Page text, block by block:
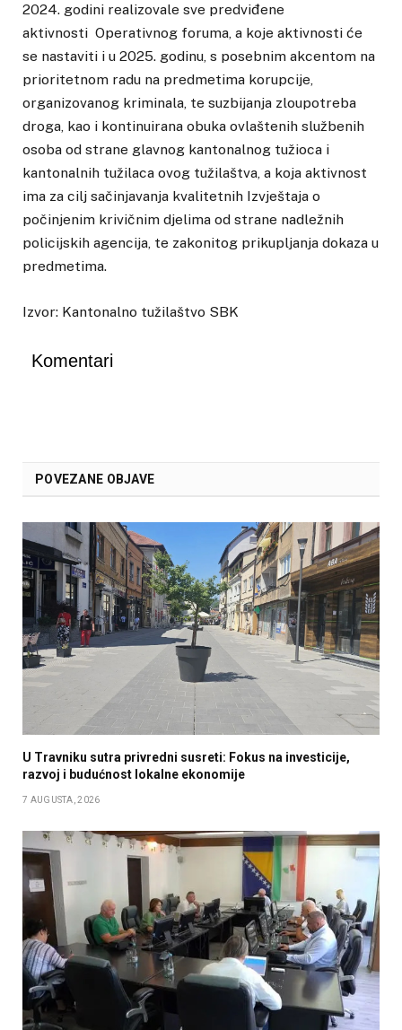
2024. godini realizovale sve predviđene
aktivnosti Operativnog foruma, a koje aktivnosti će
se nastaviti i u 2025. godinu, s posebnim akcentom na
prioritetnom radu na predmetima korupcije,
organizovanog kriminala, te suzbijanja zloupotreba
droga, kao i kontinuirana obuka ovlaštenih službenih
osoba od strane glavnog kantonalnog tužioca i
kantonalnih tužilaca ovog tužilaštva, a koja aktivnost
ima za cilj sačinjavanja kvalitetnih Izvještaja o
počinjenim krivičnim djelima od strane nadležnih
policijskih agencija, te zakonitog prikupljanja dokaza u
predmetima.
Izvor: Kantonalno tužilaštvo SBK
Komentari
POVEZANE OBJAVE
U Travniku sutra privredni susreti: Fokus na investicije,
razvoj i budućnost lokalne ekonomije
7 AUGUSTA, 2026